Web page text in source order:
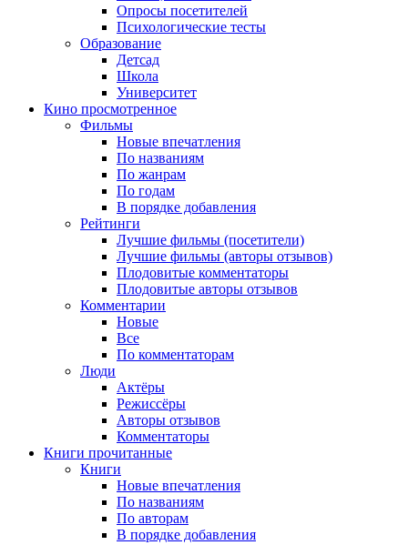
Опросы посетителей
Психологические тесты
Образование
Детсад
Школа
Университет
Кино просмотренное
Фильмы
Новые впечатления
По названиям
По жанрам
По годам
В порядке добавления
Рейтинги
Лучшие фильмы (посетители)
Лучшие фильмы (авторы отзывов)
Плодовитые комментаторы
Плодовитые авторы отзывов
Комментарии
Новые
Все
По комментаторам
Люди
Актёры
Режиссёры
Авторы отзывов
Комментаторы
Книги прочитанные
Книги
Новые впечатления
По названиям
По авторам
В порядке добавления